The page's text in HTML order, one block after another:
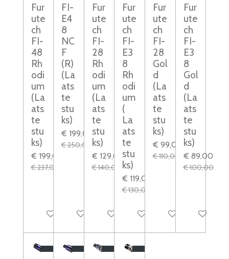
Fur
ute
ch
FI-
48
Rh
odi
um
(La
ats
te
stu
ks)
€ 199,00
€ 237,00
Houd mij op de hoogte
FI-
E4
8
NC
F
(R)
(La
ats
te
stu
ks)
€ 199,00
€ 250,00
Houd mij op de hoogte
Fur
ute
ch
FI-
28
Rh
odi
um
(La
ats
te
stu
ks)
€ 129,00
€ 140,00
In winkelwagen
Fur
ute
ch
FI-
E3
8
Rh
odi
um
(
La
ats
te
stu
ks)
€ 119,00
€ 130,00
In winkelwagen
Fur
ute
ch
FI-
28
Gol
d
(La
ats
te
stu
ks)
€ 99,00
€ 110,00
In winkelwagen
Fur
ute
ch
FI-
E3
8
Gol
d
(La
ats
te
stu
ks)
€ 89,00
€ 100,00
In